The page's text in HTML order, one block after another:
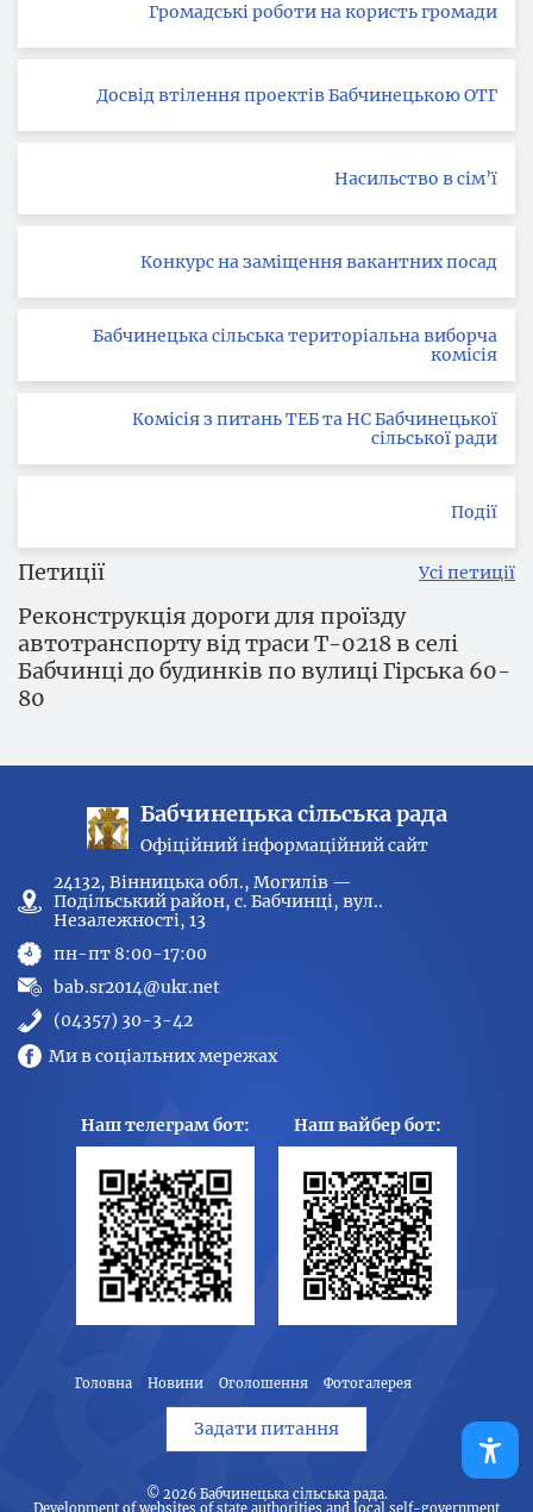
Громадські роботи на користь громади
Досвід втілення проектів Бабчинецькою ОТГ
Насильство в сім’ї
Конкурс на заміщення вакантних посад
Бабчинецька сільська територіальна виборча
комісія
Комісія з питань ТЕБ та НС Бабчинецької
сільської ради
Події
Петиції Усі петиції
Реконструкція дороги для проїзду
автотранспорту від траси Т-0218 в селі
Бабчинці до будинків по вулиці Гірська 60-
80
Бабчинецька сільська рада
Офіційний інформаційний сайт
24132, Вінницька обл., Могилів —
Подільський район, с. Бабчинці, вул..
Незалежності, 13
пн-пт 8:00-17:00
bab.sr2014@ukr.net
(04357) 30-3-42
Ми в соціальних мережах
Наш телеграм бот: Наш вайбер бот:
Головна Новини Оголошення Фотогалерея
Задати питання
© 2026 Бабчинецька сільська рада.